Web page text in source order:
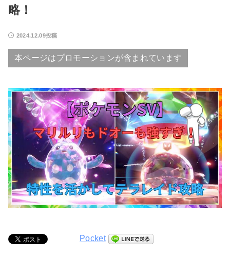
略！
2024.12.09投稿
本ページはプロモーションが含まれています
Pocket